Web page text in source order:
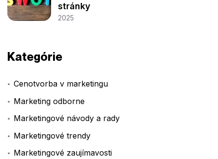
stránky
2025
Kategórie
Cenotvorba v marketingu
Marketing odborne
Marketingové návody a rady
Marketingové trendy
Marketingové zaujímavosti